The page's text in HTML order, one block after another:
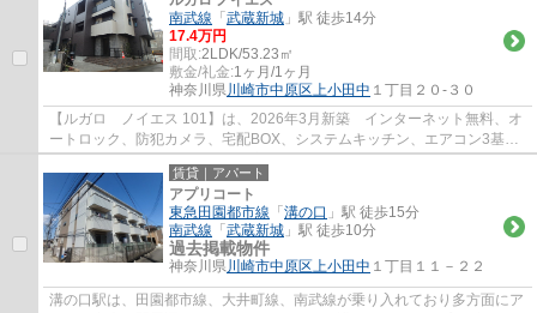
南武線 「 武蔵新城 」駅 徒歩14分
17.4万円
間取:2LDK/53.23㎡
敷金/礼金:1ヶ月/1ヶ月
神奈川県川崎市中原区上小田中 １丁目２０-３０
【ルガロ ノイエス 101】は、2026年3月新築 インターネット無料、オ
ートロック、防犯カメラ、宅配BOX、システムキッチン、エアコン3基、
洗髪洗面台、追焚、温水洗浄便座、バス乾燥等...
賃貸｜アパート
アプリコート
東急田園都市線 「 溝の口 」駅 徒歩15分
南武線 「 武蔵新城 」駅 徒歩10分
過去掲載物件
神奈川県川崎市中原区上小田中 １丁目１１－２２
溝の口駅は、田園都市線、大井町線、南武線が乗り入れており多方面にア